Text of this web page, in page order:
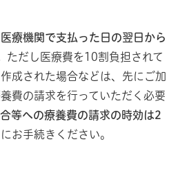
療機関で支払った日の翌日から
ただし医療費を10割負担されて
成された場合などは、先にご加
費の請求を行っていただく必要
等への療養費の請求の時効は2
お手続きください。